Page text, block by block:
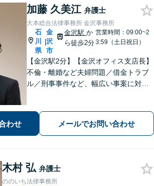
加藤 久美江 弁護士
大本総合法律事務所 金沢事務所
石
川
県
|
金
沢
市
金沢駅か
ら徒歩2分
営業時間：09:00~2
3:59（土日祝日）
【金沢駅2分】【金沢オフィス支店長】
不倫・離婚など夫婦問題／借金トラブ
ル／刑事事件など、幅広い事案に対応
ですので、リラックスしてお話しいた
だけると思います。法テラスOK
わせ メールでお問い合わせ
木村 弘 弁護士
ののいち法律事務所